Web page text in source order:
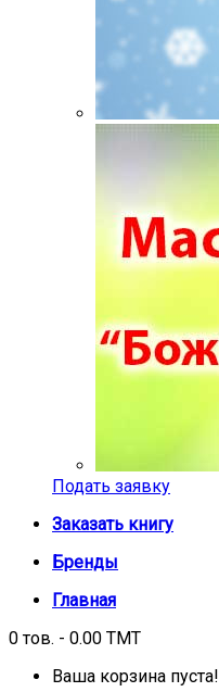
Подать заявку
Заказать книгу
Бренды
Главная
0 тов. - 0.00 TMT
Ваша корзина пуста!